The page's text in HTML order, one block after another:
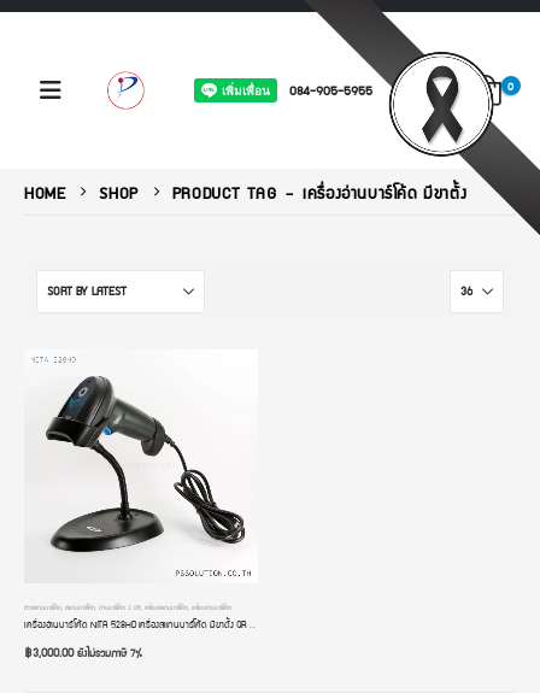
084-905-5955 0
HOME SHOP PRODUCT TAG -เครื่องอ่านบาร์โค้ด มีขาตั้ง
ตัวสแกนบาร์โค้ด สแกนบาร์โค้ด อ่านบาร์โค้ด 2 มิติ เครื่องสแกนบาร์โค้ด เครื่องอ่านบาร์โค้ด
เครื่องอ่านบาร์โค้ด NITA 528HD เครื่องสแกนบาร์โค้ด มีขาตั้ง QR Code Reader หัวอ่านความละเอียดสูงพิเศษ 1280 x 800 Pixels
฿3,000.00ยังไม่รวมภาษี 7%